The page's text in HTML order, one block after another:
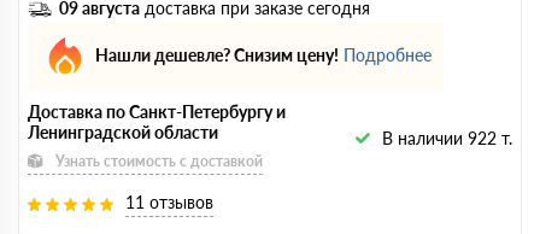
09 августа доставка при заказе сегодня
Нашли дешевле? Снизим цену! Подробнее
Доставка по Санкт-Петербургу и
Ленинградской области
Узнать стоимость с доставкой
В наличии 922 т.
11 отзывов